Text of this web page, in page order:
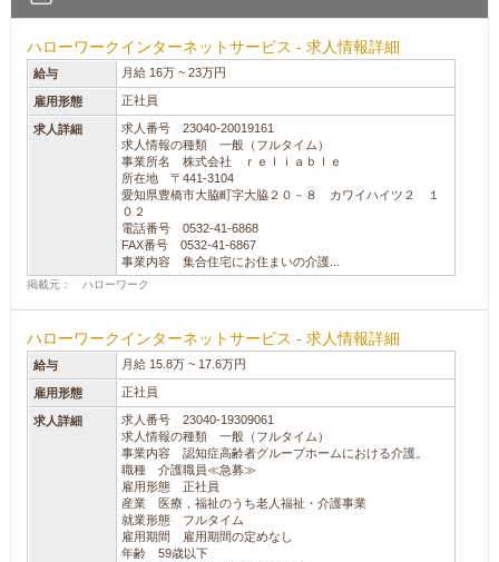
ハローワークインターネットサービス - 求人情報詳細
給与 月給 16万 ~ 23万円
雇用形態 正社員
求人詳細
求人番号 23040-20019161
求人情報の種類 一般（フルタイム）
事業所名 株式会社 ｒｅｌｉａｂｌｅ
所在地 〒441-3104
愛知県豊橋市大脇町字大脇２０－８ カワイハイツ２ １
０２
電話番号 0532-41-6868
FAX番号 0532-41-6867
事業内容 集合住宅にお住まいの介護...
掲載元： ハローワーク
ハローワークインターネットサービス - 求人情報詳細
給与 月給 15.8万 ~ 17.6万円
雇用形態 正社員
求人詳細
求人番号 23040-19309061
求人情報の種類 一般（フルタイム）
事業内容 認知症高齢者グループホームにおける介護。
職種 介護職員≪急募≫
雇用形態 正社員
産業 医療，福祉のうち老人福祉・介護事業
就業形態 フルタイム
雇用期間 雇用期間の定めなし
年齢 59歳以下